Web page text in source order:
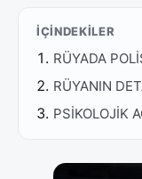
İÇINDEKILER
RÜYADA
RÜYANIN
PSİKOLOJİK